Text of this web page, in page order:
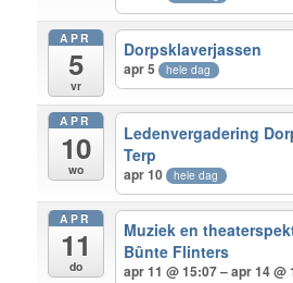
APR
5
vr
Dorpsklaverjassen
apr 5 hele dag
APR
10
wo
Ledenvergadering
Terp
apr 10 hele dag
APR
11
do
Muziek en
Bûnte Flinters
apr 11 @ 15:07 – apr 14 @